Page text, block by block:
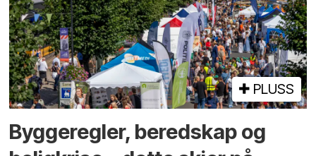
PLUSS
Bygge­regler, beredskap og